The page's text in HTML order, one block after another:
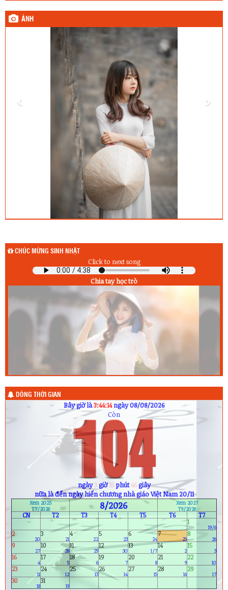
ẢNH
CHÚC MỪNG SINH NHẬT
Click to next song
Chia tay học trò
Sinh nhật hôm qua (7/8) :
3) Nguyễn Anh Khoa (12A5)
Sinh nhật hôm nay (8/8) :
1) Lê Ngọc Huyền (10A9)
2) Nguyễn Quốc Quân (11A6)
3) Cao Xuân Thành (11A7)
4) H Ân Mlô (12A8)
5) Mai Thanh Phương (12A8)
6) Bùi Lâm Bảo Ngọc (12A11)
2) Kiều Thị Xuân Thư (12A2)
3) Ngô Xuân Khoa (12A8)
4) Phạm Trung Nguyên (12A10)
DÒNG THỜI GIAN
Bây giờ là3:44:16ngày 08/08/2026
Còn
ngày3 giờ15 phút44giây
nữa là đến ngày hiến chương nhà giáo Việt Nam 20/11
Xem 2025
T7/2026
8/2026
Xem 2027
T9/2026
CN T2 T3 T4 T5 T6
T7
1
19/6
2
20
3
21
4
22
5
23
6
24
7
25
8
26
9
27
10
28
11
29
12
30
13
1/7
14
2
15
3
16
4
17
5
18
6
19
7
20
8
21
9
22
10
23
11
24
12
25
13
26
14
27
15
28
16
29
17
30
18
31
19